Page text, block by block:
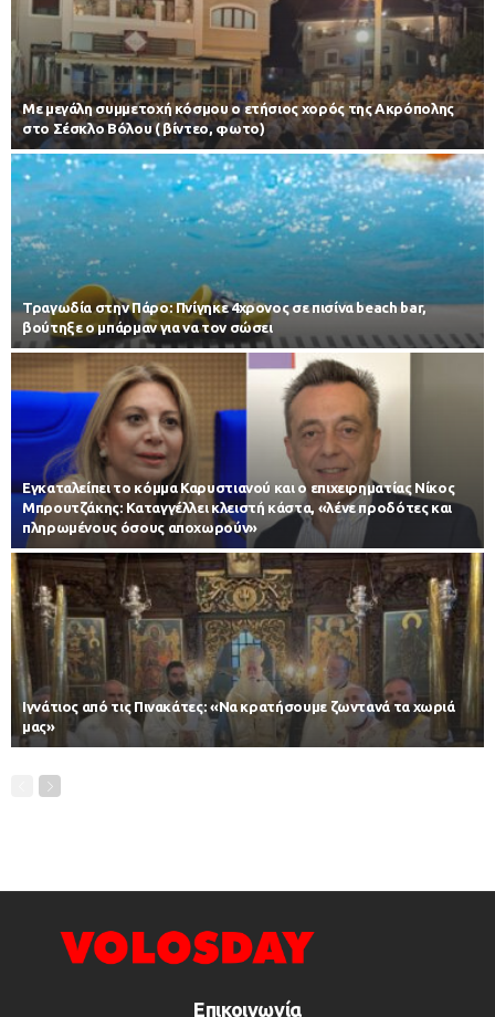
Με μεγάλη συμμετοχή κόσμου ο ετήσιος χορός της Ακρόπολης
στο Σέσκλο Βόλου ( βίντεο, φωτο)
Τραγωδία στην Πάρο: Πνίγηκε 4χρονος σε πισίνα beach bar,
βούτηξε ο μπάρμαν για να τον σώσει
Εγκαταλείπει το κόμμα Καρυστιανού και ο επιχειρηματίας Νίκος
Μπρουτζάκης: Καταγγέλλει κλειστή κάστα, «λένε προδότες και
πληρωμένους όσους αποχωρούν»
Ιγνάτιος από τις Πινακάτες: «Να κρατήσουμε ζωντανά τα χωριά
μας»
Επικοινωνία